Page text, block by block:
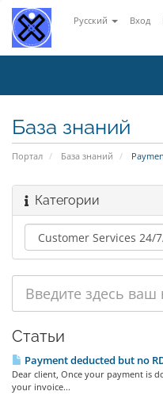
Русский Вход
База знаний
Портал База знаний
Категории
Статьи
Payment deducted but no
Dear client, Once your payment is
your invoice...